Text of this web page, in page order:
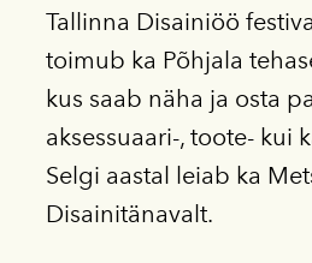
Tallinna Disainiöö
toimub ka Põhjala
kus saab näha ja osta
aksessuaari-, toote- kui
Selgi aastal leiab ka
Disainitänavalt.